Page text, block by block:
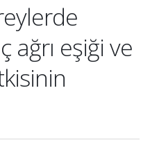
ağrı eşiği ve